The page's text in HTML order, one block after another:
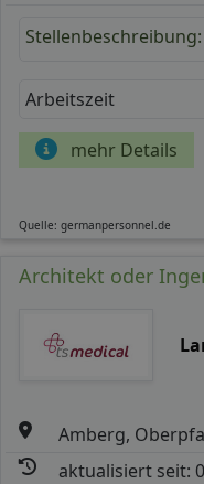
Stellenbeschreibung:
Arbeitszeit
mehr Details
Quelle: germanpersonnel.de
Architekt oder
Amberg,
aktualisiert seit: